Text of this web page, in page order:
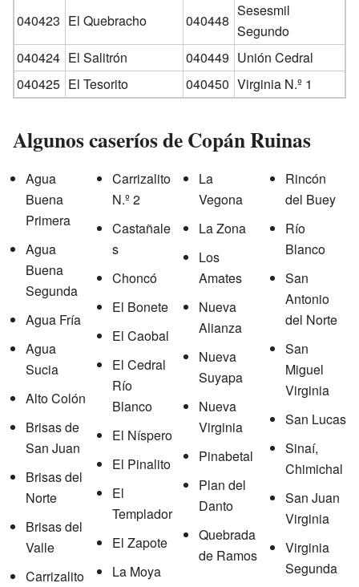
040423 El Quebracho 040448
Sesesmil
Segundo
040424 El Salitrón 040449 Unión Cedral
040425 El Tesorito 040450 Virginia N.º 1
Algunos caseríos de Copán Ruinas
Agua
Buena
Primera
Agua
Buena
Segunda
Agua Fría
Agua
Sucia
Alto Colón
Brisas de
San Juan
Brisas del
Norte
Brisas del
Valle
Carrizalito
Carrizalito
N.º 2
Castañale
s
Choncó
El Bonete
El Caobal
El Cedral
Río
Blanco
El Níspero
El Pinalito
El
Templador
El Zapote
La Moya
La
Vegona
La Zona
Los
Amates
Nueva
Alianza
Nueva
Suyapa
Nueva
Virginia
Pinabetal
Plan del
Danto
Quebrada
de Ramos
Rincón
del Buey
Río
Blanco
San
Antonio
del Norte
San
Miguel
Virginia
San Lucas
Sinaí,
Chimichal
San Juan
Virginia
Virginia
Segunda